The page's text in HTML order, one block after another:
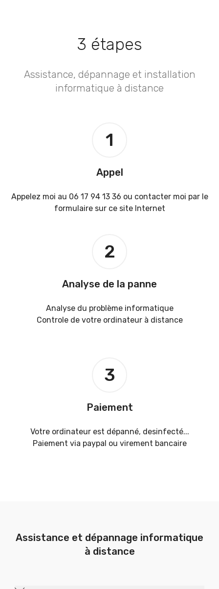
3 étapes
Assistance, dépannage et installation
informatique à distance
1
Appel
Appelez moi au 06 17 94 13 36 ou contacter moi par le
formulaire sur ce site Internet
2
Analyse de la panne
Analyse du problème informatique
Controle de votre ordinateur à distance
3
Paiement
Votre ordinateur est dépanné, desinfecté...
Paiement via paypal ou virement bancaire
Assistance et dépannage informatique
à distance